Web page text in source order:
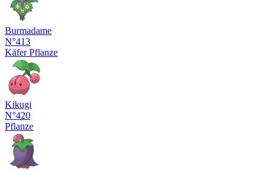
Burmadame
N°413
KäferPflanze
Kikugi
N°420
Pflanze